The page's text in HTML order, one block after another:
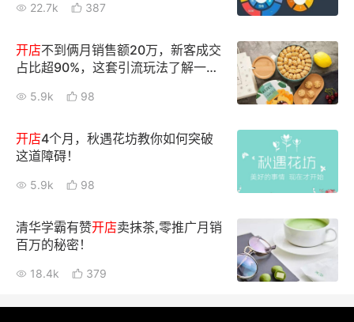
合作共进
入驻有赞
认证服务商 设计服务商
22.7k 387
开店不到俩月销售额20万，新客成交
占比超90%，这套引流玩法了解一
5.9k 98
开店4个月，秋遇花坊教你如何突破
这道障碍！
5.9k 98
清华学霸有赞开店卖抹茶,零推广月销
百万的秘密！
18.4k 379